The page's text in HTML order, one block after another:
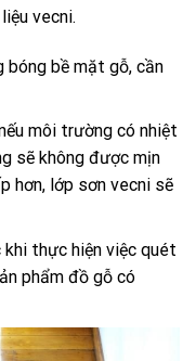
vecni.
bóng bề mặt gỗ, cần
môi trường có nhiệt
sẽ không được mịn
hơn, lớp sơn vecni sẽ
thực hiện việc quét
phẩm đồ gỗ có